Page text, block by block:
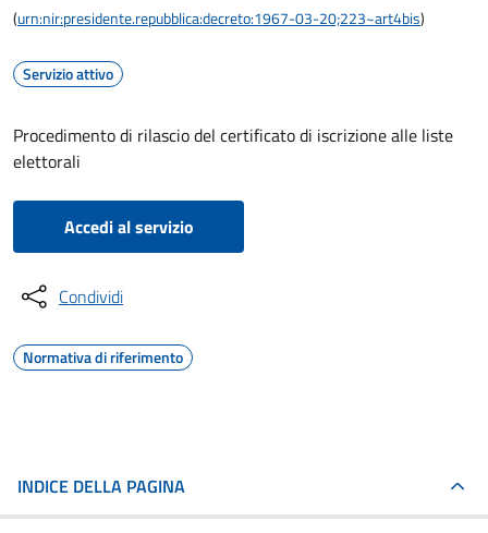
(urn:nir:presidente.repubblica:decreto:1967-03-20;223~art4bis)
Servizio attivo
Procedimento di rilascio del certificato di iscrizione alle liste
elettorali
Accedi al servizio
Condividi
Normativa di riferimento
INDICE DELLA PAGINA